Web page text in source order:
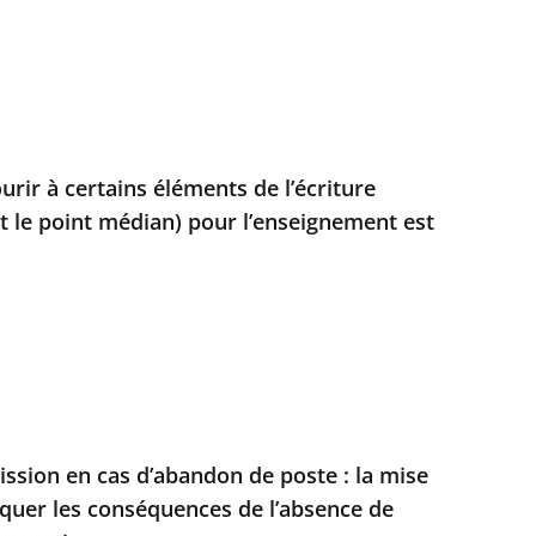
à certains éléments de l’écriture
le point médian) pour l’enseignement est
en cas d’abandon de poste : la mise
les conséquences de l’absence de